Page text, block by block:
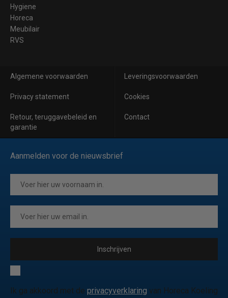
Hygiene
Horeca
Meubilair
RVS
Algemene voorwaarden Leveringsvoorwaarden
Privacy statement Cookies
Retour, teruggavebeleid en
garantie
Contact
Aanmelden voor de nieuwsbrief
Inschrijven
Ik ga akkoord met de privacyverklaring van Horeca Koeling